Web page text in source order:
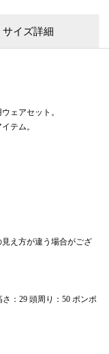
サイズ詳細
ェアセット。
テム。
え方が違う場合がござ
：29 頭周り：50 ポンポ